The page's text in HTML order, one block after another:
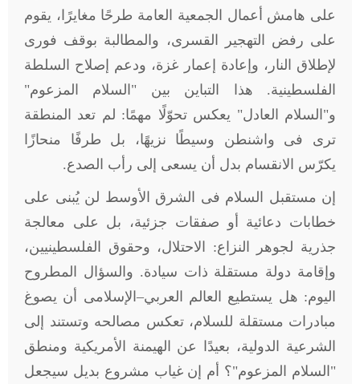
على هامش أعمال الجمعية العامة طرحًا مغايرًا، يقوم
على رفض التهجير القسرى، والمطالبة بوقف فورى
لإطلاق النار، وإعادة إعمار غزة، ودعم إصلاح السلطة
الفلسطينية. هذا التباين بين "السلام المزعوم"
و"السلام العادل" يعكس تحوّلًا مهمًا: لم تعد المنطقة
ترى فى واشنطن وسيطًا نزيهًا، بل طرفًا منحازًا
يكرّس الانقسام بدل أن يسعى إلى رأب الصدع.
إن مستقبل السلام فى الشرق الأوسط لن يُبنى على
خطابات دعائية أو صفقات جزئية، بل على معالجة
جذرية لجوهر النزاع: الاحتلال، وحقوق الفلسطينيين،
وإقامة دولة مستقلة ذات سيادة. والسؤال المطروح
اليوم: هل يستطيع العالم العربي–الإسلامى أن يصوغ
مبادرات مستقلة للسلام، تعكس مصالحه وتستند إلى
الشرعية الدولية، بعيدًا عن الهيمنة الأمريكية ومنطق
"السلام المزعوم"؟ أم إن غياب مشروع بديل سيجعل